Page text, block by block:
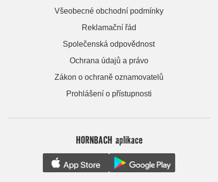
Všeobecné obchodní podmínky
Reklamační řád
Společenská odpovědnost
Ochrana údajů a právo
Zákon o ochraně oznamovatelů
Prohlášení o přístupnosti
HORNBACH aplikace